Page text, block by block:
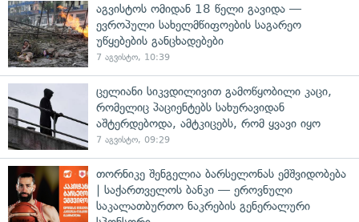
აგვისტოს ომიდან 18 წელი გავიდა —
ევროპული სახელმწიფოების საგარეო
უწყებების განცხადებები
7 აგვისტო, 10:39
ცელიანი სიკვდილივით გამოწყობილი კაცი,
რომელიც პაციენტებს სახურავიდან
აშტერდებოდა, ამტკიცებს, რომ ყვავი იყო
7 აგვისტო, 09:29
თორნიკე შენგელია ბარსელონას ემშვიდობება
| საქართველოს ბანკი — ეროვნული
საკალათბურთო ნაკრების გენერალური